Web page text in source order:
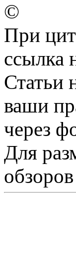
©
При
ссылка
Статьи
ваши
через
Для